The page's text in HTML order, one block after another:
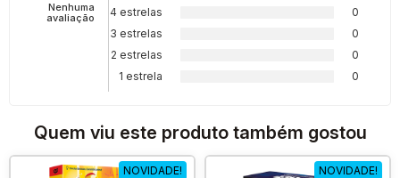
Nenhuma
avaliação
4 estrelas
0
3 estrelas
0
2 estrelas
0
1 estrela
0
Quem viu este produto também gostou
NOVIDADE!
NOVIDADE!